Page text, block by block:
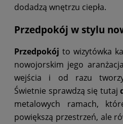
dodadzą wnętrzu ciepła.
Przedpokój w stylu
Przedpokój to wizytówka
nowojorskim jego
wejścia i od razu
Świetnie sprawdzą się tutaj
metalowych ramach,
powiększą przestrzeń, ale